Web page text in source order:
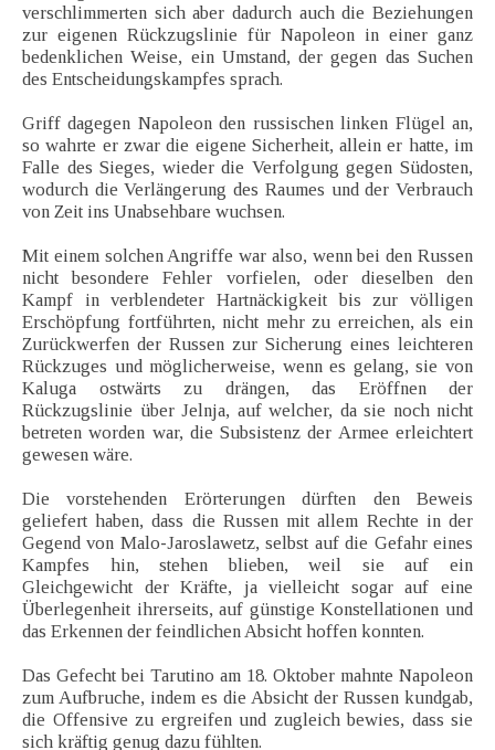
verschlimmerten sich aber dadurch auch die Beziehungen
zur eigenen Rückzugslinie für Napoleon in einer ganz
bedenklichen Weise, ein Umstand, der gegen das Suchen
des Entscheidungskampfes sprach.
Griff dagegen Napoleon den russischen linken Flügel an,
so wahrte er zwar die eigene Sicherheit, allein er hatte, im
Falle des Sieges, wieder die Verfolgung gegen Südosten,
wodurch die Verlängerung des Raumes und der Verbrauch
von Zeit ins Unabsehbare wuchsen.
Mit einem solchen Angriffe war also, wenn bei den Russen
nicht besondere Fehler vorfielen, oder dieselben den
Kampf in verblendeter Hartnäckigkeit bis zur völligen
Erschöpfung fortführten, nicht mehr zu erreichen, als ein
Zurückwerfen der Russen zur Sicherung eines leichteren
Rückzuges und möglicherweise, wenn es gelang, sie von
Kaluga ostwärts zu drängen, das Eröffnen der
Rückzugslinie über Jelnja, auf welcher, da sie noch nicht
betreten worden war, die Subsistenz der Armee erleichtert
gewesen wäre.
Die vorstehenden Erörterungen dürften den Beweis
geliefert haben, dass die Russen mit allem Rechte in der
Gegend von Malo-Jaroslawetz, selbst auf die Gefahr eines
Kampfes hin, stehen blieben, weil sie auf ein
Gleichgewicht der Kräfte, ja vielleicht sogar auf eine
Überlegenheit ihrerseits, auf günstige Konstellationen und
das Erkennen der feindlichen Absicht hoffen konnten.
Das Gefecht bei Tarutino am 18. Oktober mahnte Napoleon
zum Aufbruche, indem es die Absicht der Russen kundgab,
die Offensive zu ergreifen und zugleich bewies, dass sie
sich kräftig genug dazu fühlten.